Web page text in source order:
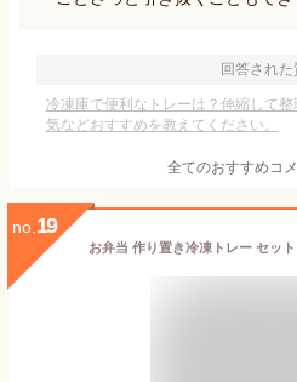
回答された
冷凍庫で便利なトレーは？伸縮して
気などおすすめを教えてください。
全てのおすすめコ
no. 19